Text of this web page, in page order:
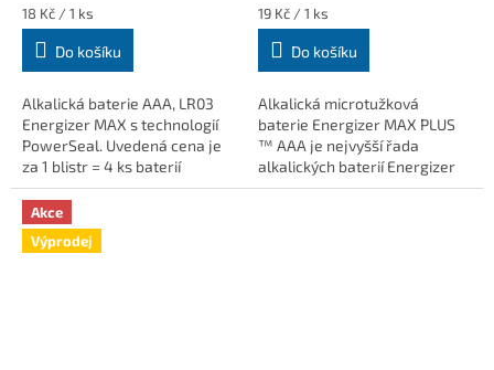
Měrná
cena:
18 Kč / 1 ks
Do košíku
Alkalická baterie AAA, LR03
Energizer MAX s technologií
PowerSeal. Uvedená cena je
za 1 blistr = 4 ks baterií
Měrná
cena:
19 Kč / 1 ks
Do košíku
Alkalická microtužková
baterie Energizer MAX PLUS
™ AAA je nejvyšší řada
alkalických baterií Energizer
Akce
Výprodej